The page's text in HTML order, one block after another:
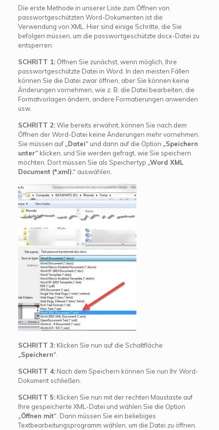
Die erste Methode in unserer Liste zum Öffnen von
passwortgeschützten Word-Dokumenten ist die
Verwendung von XML. Hier sind einige Schritte, die Sie
befolgen müssen, um die passwortgeschützte docx-Datei zu
entsperren:
SCHRITT 1:Öffnen Sie zunächst, wenn möglich, Ihre
passwortgeschützte Datei in Word. In den meisten Fällen
können Sie die Datei zwar öffnen, aber Sie können keine
Änderungen vornehmen, wie z. B. die Datei bearbeiten, die
Formatvorlagen ändern, andere Formatierungen anwenden
usw.
SCHRITT 2:Wie bereits erwähnt, können Sie nach dem
Öffnen der Word-Datei keine Änderungen mehr vornehmen.
Sie müssen auf „Datei“ und dann auf die Option „Speichern
unter“ klicken, und Sie werden gefragt, wie Sie speichern
möchten. Dort müssen Sie als Speichertyp „Word XML
Document (*.xml).“ auswählen.
SCHRITT 3:Klicken Sie nun auf die Schaltfläche
„Speichern“
SCHRITT 4:Nach dem Speichern können Sie nun Ihr Word-
Dokument schließen.
SCHRITT 5:Klicken Sie nun mit der rechten Maustaste auf
Ihre gespeicherte XML-Datei und wählen Sie die Option
„Öffnen mit“ . Dann müssen Sie ein beliebiges
Textbearbeitungsprogramm wählen, um die Datei zu öffnen.